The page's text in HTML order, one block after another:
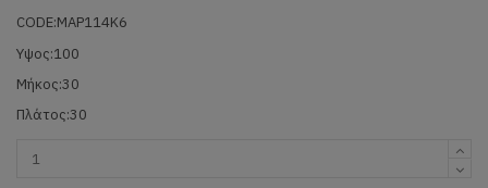
CODE:MAP114K6
Υψος:100
Μήκος:30
Πλάτος:30